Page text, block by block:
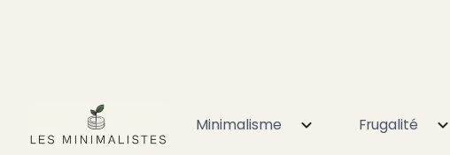
Minimalisme Frugalité
Minimalisme Déco minimaliste Comment